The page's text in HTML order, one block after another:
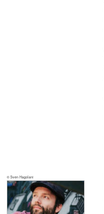
© Sven Hagolani